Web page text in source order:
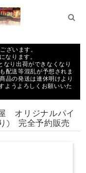
ざいます。
なります。
り出荷ができなくなり
配送等混乱が予想されま
品の発送は連休明けより
ようよろしくお願いいた
オリジナルパイ
) 完全予約販売